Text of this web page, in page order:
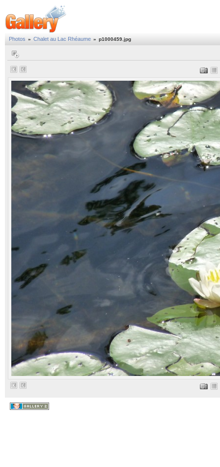
Photos » Chalet au Lac Rhéaume » p1000459.jpg